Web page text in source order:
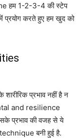
हम 1-2-3-4 की स्टेप
प्रयोग करते हुए हम खुद को
प्रभाव नहीं है न
and resilience
प्रभाव की वजह से ये
बनी हुई है.